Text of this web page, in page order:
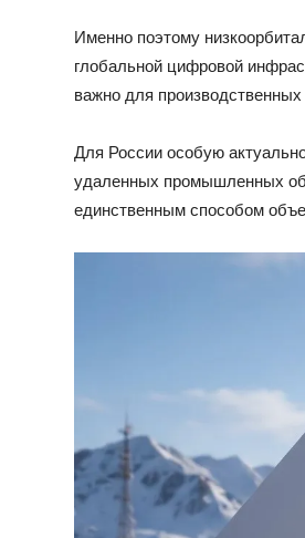
Именно поэтому
глобальной цифровой
важно для
Для России особую
удаленных промышленных
единственным способом